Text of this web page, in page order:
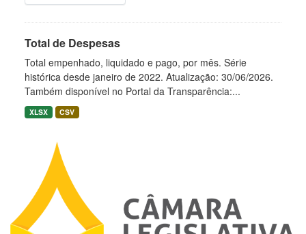
Total de Despesas
Total empenhado, liquidado e pago, por mês. Série
histórica desde janeiro de 2022. Atualização: 30/06/2026.
Também disponível no Portal da Transparência:...
XLSX CSV